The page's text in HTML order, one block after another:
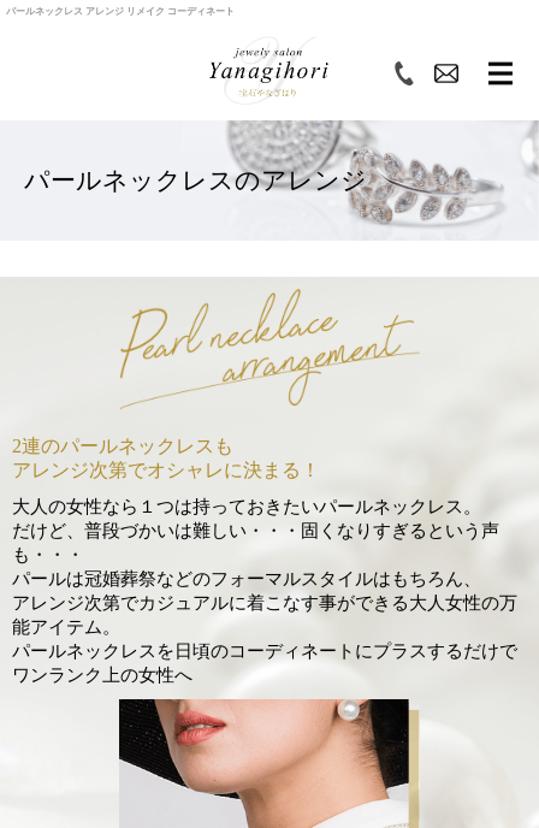
パールネックレス アレンジ リメイク コーディネート
パールネックレスのアレンジ
2連のパールネックレスも
アレンジ次第でオシャレに決まる！
大人の女性なら１つは持っておきたいパールネックレス。
だけど、普段づかいは難しい・・・固くなりすぎるという声
も・・・
パールは冠婚葬祭などのフォーマルスタイルはもちろん、
アレンジ次第でカジュアルに着こなす事ができる大人女性の万
能アイテム。
パールネックレスを日頃のコーディネートにプラスするだけで
ワンランク上の女性へ